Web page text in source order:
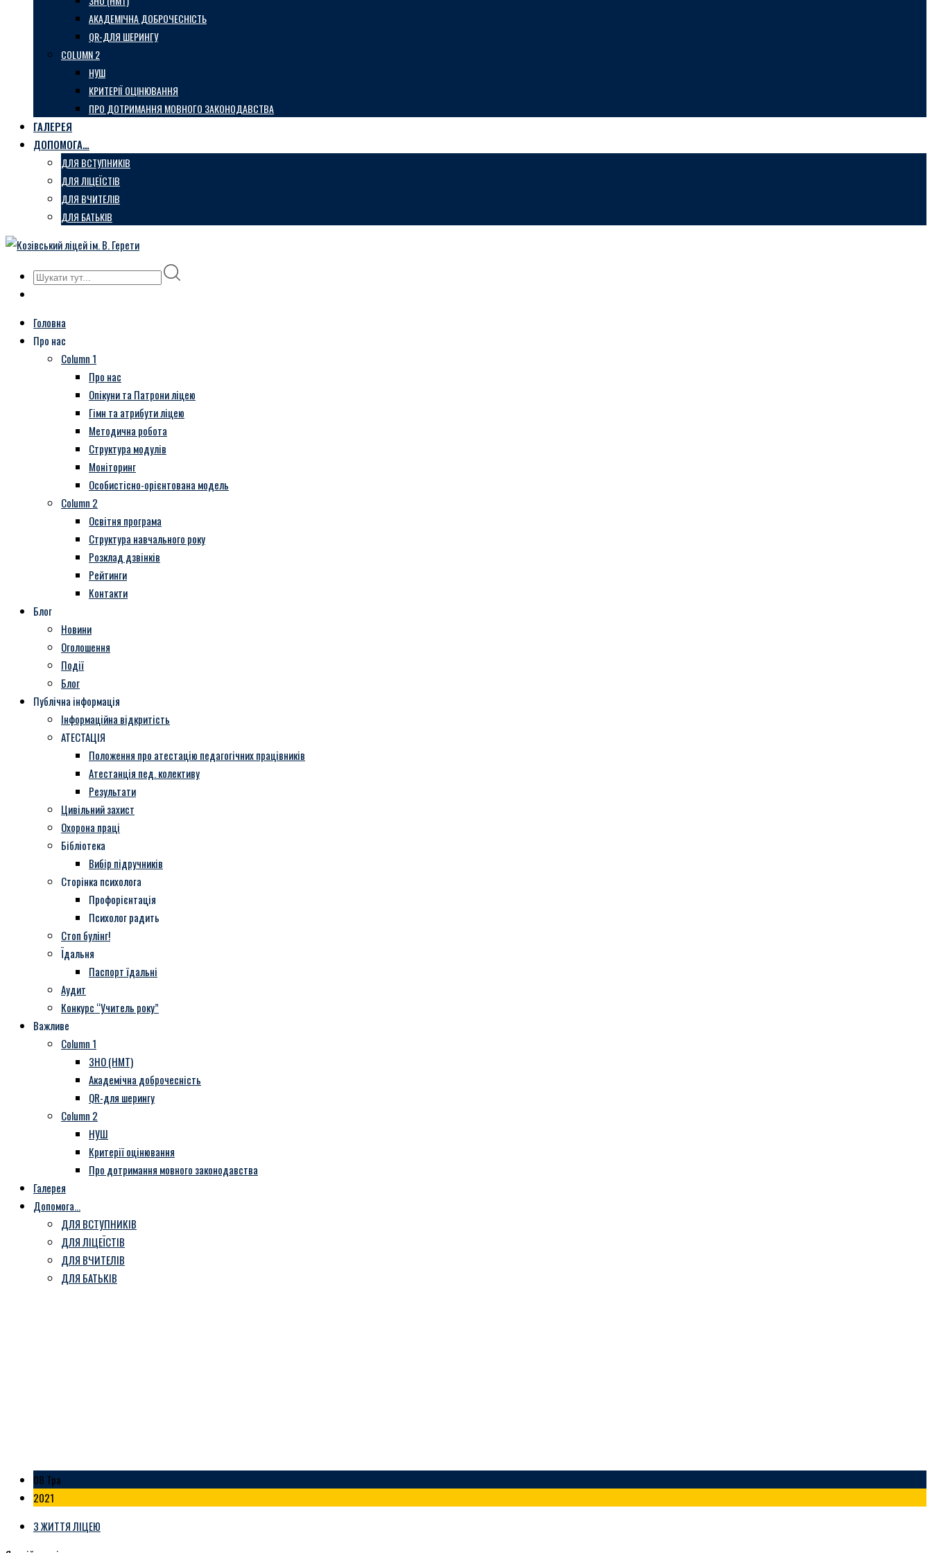
АКАДЕМІЧНА ДОБРОЧЕСНІСТЬ
QR-ДЛЯ ШЕРИНГУ
COLUMN 2
НУШ
КРИТЕРІЇ ОЦІНЮВАННЯ
ПРО ДОТРИМАННЯ МОВНОГО ЗАКОНОДАВСТВА
ГАЛЕРЕЯ
ДОПОМОГА…
ДЛЯ ВСТУПНИКІВ
ДЛЯ ЛІЦЕЇСТІВ
ДЛЯ ВЧИТЕЛІВ
ДЛЯ БАТЬКІВ
Головна
Про нас
Column 1
Про нас
Опікуни та Патрони ліцею
Гімн та атрибути ліцею
Методична робота
Структура модулів
Моніторинг
Особистісно-орієнтована модель
Column 2
Освітня програма
Структура навчального року
Розклад дзвінків
Рейтинги
Контакти
Блог
Новини
Оголошення
Події
Блог
Публічна інформація
Інформаційна відкритість
АТЕСТАЦІЯ
Положення про атестацію педагогічних працівників
Атестанція пед. колективу
Результати
Цивільний захист
Охорона праці
Бібліотека
Вибір підручників
Сторінка психолога
Профорієнтація
Психолог радить
Стоп булінг!
Їдальня
Паспорт їдальні
Аудит
Конкурс “Учитель року”
Важливе
Column 1
ЗНО (НМТ)
Академічна доброчесність
QR-для шерингу
Column 2
НУШ
Критерії оцінювання
Про дотримання мовного законодавства
Галерея
Допомога…
ДЛЯ ВСТУПНИКІВ
ДЛЯ ЛІЦЕЇСТІВ
ДЛЯ ВЧИТЕЛІВ
ДЛЯ БАТЬКІВ
08 Тра
2021
З ЖИТТЯ ЛІЦЕЮ